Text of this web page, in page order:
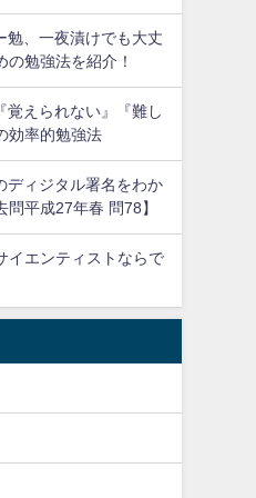
勉、一夜漬けでも大丈
の勉強法を紹介！
覚えられない』『難し
効率的勉強法
ディジタル署名をわか
問平成27年春 問78】
イエンティストならで